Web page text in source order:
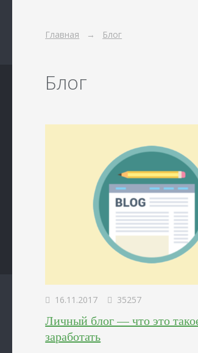
Главная Блог
Блог
16.11.2017 35257
Личный блог — что это
заработать